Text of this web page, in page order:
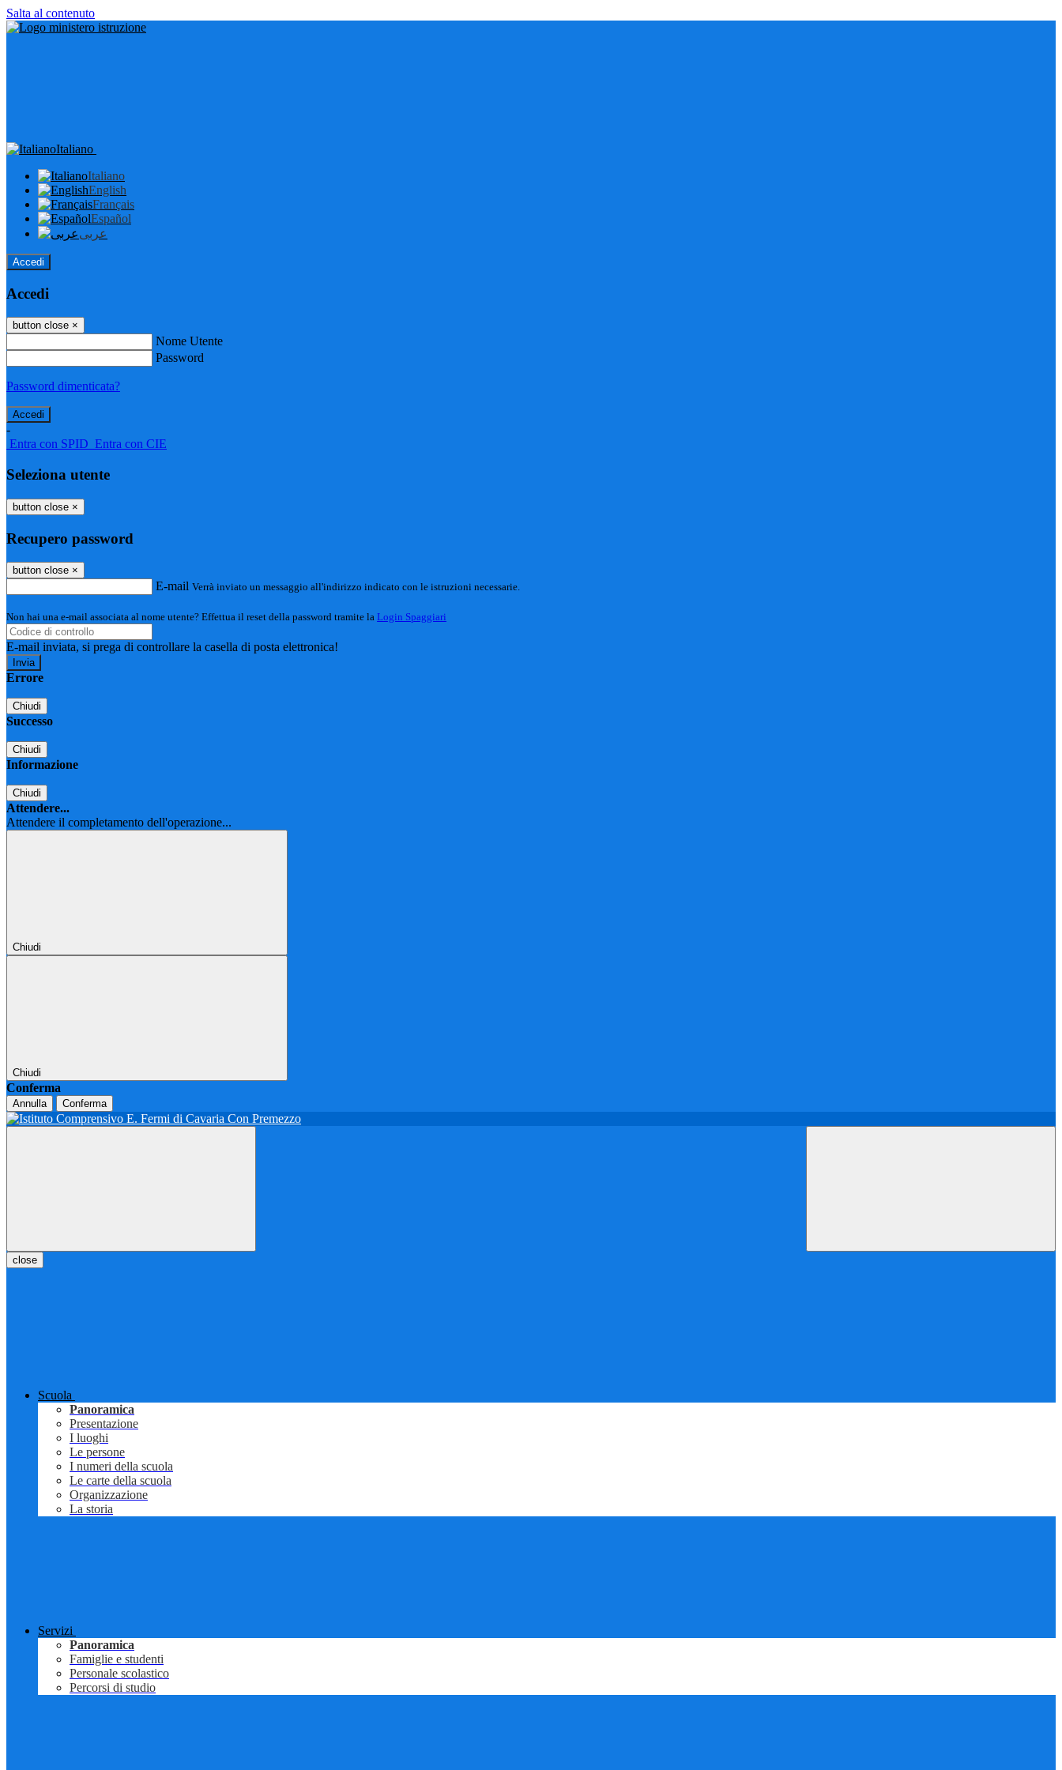
Salta al contenuto
Italiano
Italiano
English
Français
Español
عربى
Accedi
Accedi
button close ×
Nome Utente
Password
Password dimenticata?
-
Entra con SPID Entra con CIE
Seleziona utente
button close ×
Recupero password
button close ×
E-mail Verrà inviato un messaggio all'indirizzo indicato con le istruzioni necessarie.
Non hai una e-mail associata al nome utente? Effettua il reset della password tramite la Login Spaggiari
E-mail inviata, si prega di controllare la casella di posta elettronica!
Errore
Chiudi
Successo
Chiudi
Informazione
Chiudi
Attendere...
Attendere il completamento dell'operazione...
Chiudi
Chiudi
Conferma
Annulla Conferma
close
Scuola
Panoramica
Presentazione
I luoghi
Le persone
I numeri della scuola
Le carte della scuola
Organizzazione
La storia
Servizi
Panoramica
Famiglie e studenti
Personale scolastico
Percorsi di studio